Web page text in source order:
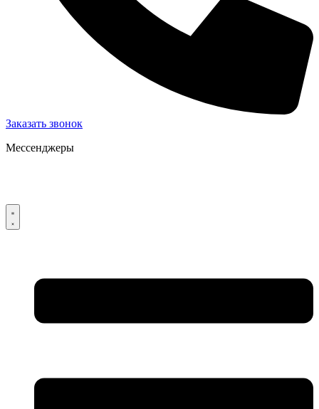
Заказать звонок
Мессенджеры